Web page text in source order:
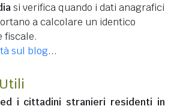
si verifica quando i dati anagrafici
a calcolare un identico
fiscale.
sul blog...
ed i cittadini stranieri residenti in